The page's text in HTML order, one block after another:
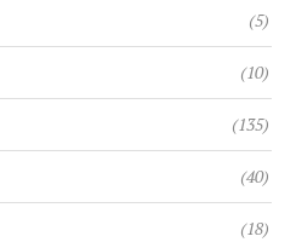
(5)
(10)
(135)
(40)
(18)